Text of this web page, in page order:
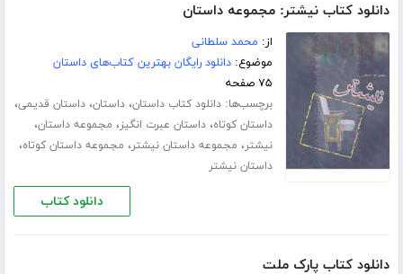
دانلود کتاب نیشتر: مجموعه داستان
از: محمد سلطانی
موضوع:دانلود رایگان بهترین کتاب‌های داستان
۷۵ صفحه
برچسب‌ها:دانلود کتاب داستان،داستان،داستان قدیمی،
داستان کوتاه،داستان عبرت انگیز، مجموعه داستان،
نیشتر، مجموعه داستان نیشتر، مجموعه داستان کوتاه،
داستان نیشتر
دانلود کتاب
دانلود کتاب پارک ملت